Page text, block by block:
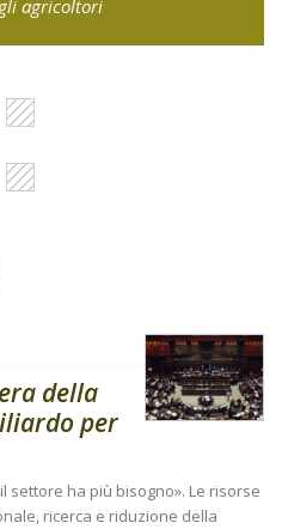
agricoltori
della
per
settore ha più bisogno». Le risorse
ricerca e riduzione della